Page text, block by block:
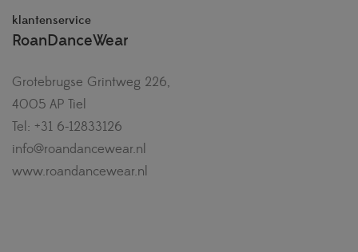
klantenservice
RoanDanceWear
Grotebrugse Grintweg 226,
4005 AP Tiel
Tel: +31 6-12833126
info@roandancewear.nl
www.roandancewear.nl